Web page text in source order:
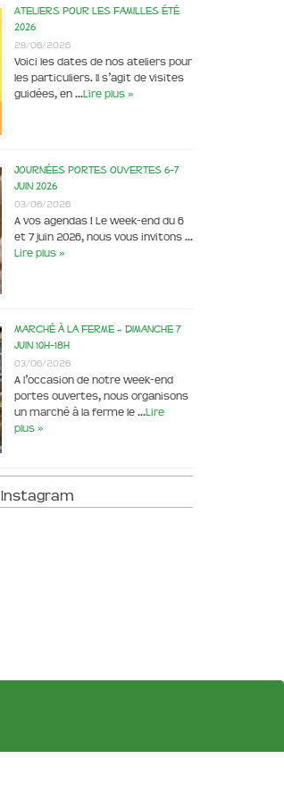
Ateliers pour les familles été
2026
28/06/2026
Voici les dates de nos ateliers pour
les particuliers. Il s’agit de visites
guidées, en …Lire plus »
Journées portes ouvertes 6-7
juin 2026
03/06/2026
A vos agendas ! Le week-end du 6
et 7 juin 2026, nous vous invitons …
Lire plus »
Marché à la ferme – dimanche 7
juin 10h-18h
03/06/2026
A l’occasion de notre week-end
portes ouvertes, nous organisons
un marché à la ferme le …Lire
plus »
Instagram